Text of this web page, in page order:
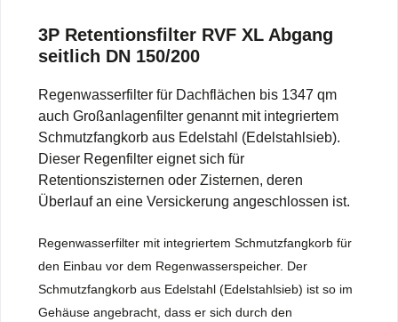
3P Retentionsfilter RVF XL Abgang
seitlich DN 150/200
Regenwasserfilter für Dachflächen bis 1347 qm
auch Großanlagenfilter genannt mit integriertem
Schmutzfangkorb aus Edelstahl (Edelstahlsieb).
Dieser Regenfilter eignet sich für
Retentionszisternen oder Zisternen, deren
Überlauf an eine Versickerung angeschlossen ist.
Regenwasserfilter mit integriertem Schmutzfangkorb für
den Einbau vor dem Regenwasserspeicher. Der
Schmutzfangkorb aus Edelstahl (Edelstahlsieb) ist so im
Gehäuse angebracht, dass er sich durch den